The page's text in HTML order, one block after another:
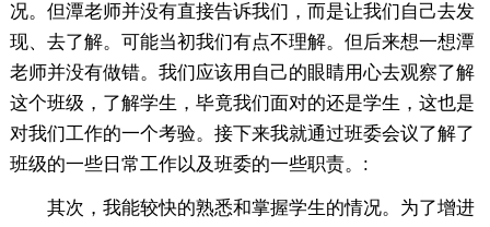
况。但潭老师并没有直接告诉我们，而是让我们自己去发
现、去了解。可能当初我们有点不理解。但后来想一想潭
老师并没有做错。我们应该用自己的眼睛用心去观察了解
这个班级，了解学生，毕竟我们面对的还是学生，这也是
对我们工作的一个考验。接下来我就通过班委会议了解了
班级的一些日常工作以及班委的一些职责。:
其次，我能较快的熟悉和掌握学生的情况。为了增进